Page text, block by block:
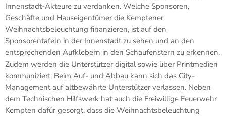
Innenstadt-Akteure zu verdanken. Welche Sponsoren,
Geschäfte und Hauseigentümer die Kemptener
Weihnachtsbeleuchtung finanzieren, ist auf den
Sponsorentafeln in der Innenstadt zu sehen und an den
entsprechenden Aufklebern in den Schaufenstern zu erkennen.
Zudem werden die Unterstützer digital sowie über Printmedien
kommuniziert. Beim Auf- und Abbau kann sich das City-
Management auf altbewährte Unterstützer verlassen. Neben
dem Technischen Hilfswerk hat auch die Freiwillige Feuerwehr
Kempten dafür gesorgt, dass die Weihnachtsbeleuchtung